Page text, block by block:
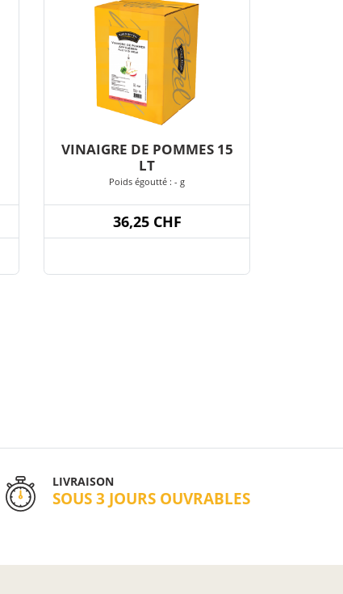
VINAIGRE DE POMMES 15
LT
Poids égoutté : - g
36,25 CHF
LIVRAISON
SOUS 3 JOURS OUVRABLES